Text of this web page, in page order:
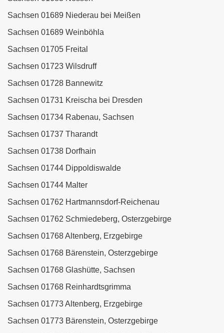
Sachsen 01689 Niederau bei Meißen
Sachsen 01689 Weinböhla
Sachsen 01705 Freital
Sachsen 01723 Wilsdruff
Sachsen 01728 Bannewitz
Sachsen 01731 Kreischa bei Dresden
Sachsen 01734 Rabenau, Sachsen
Sachsen 01737 Tharandt
Sachsen 01738 Dorfhain
Sachsen 01744 Dippoldiswalde
Sachsen 01744 Malter
Sachsen 01762 Hartmannsdorf-Reichenau
Sachsen 01762 Schmiedeberg, Osterzgebirge
Sachsen 01768 Altenberg, Erzgebirge
Sachsen 01768 Bärenstein, Osterzgebirge
Sachsen 01768 Glashütte, Sachsen
Sachsen 01768 Reinhardtsgrimma
Sachsen 01773 Altenberg, Erzgebirge
Sachsen 01773 Bärenstein, Osterzgebirge